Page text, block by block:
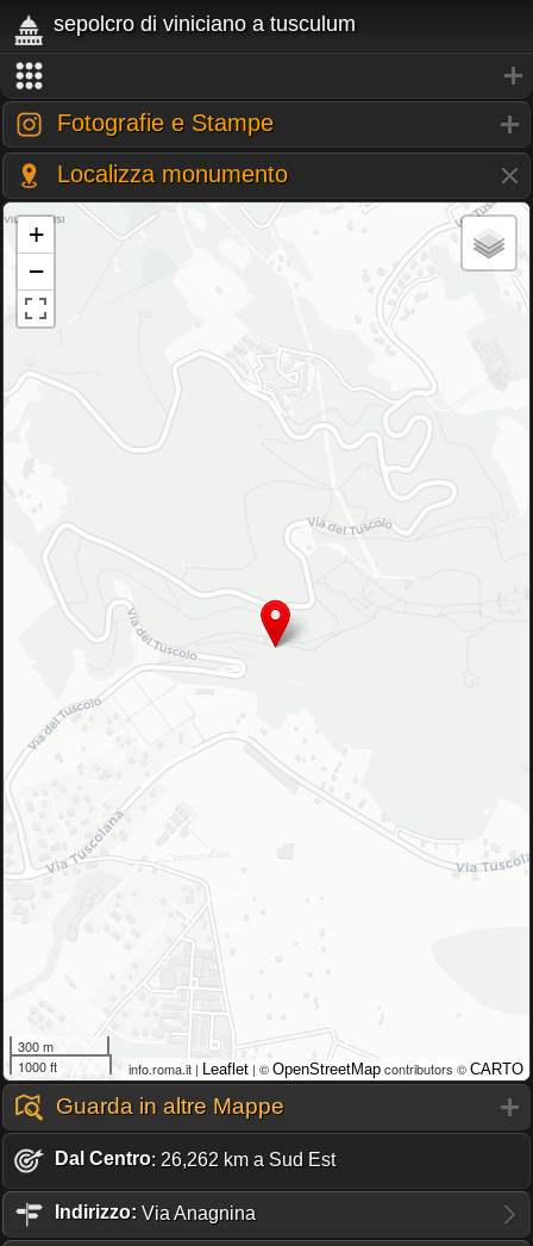
sepolcro di viniciano a tusculum
Fotografie e Stampe
Localizza monumento
+
−
300 m
1000 ft
info.roma.it | Leaflet | © OpenStreetMap contributors © CARTO
Guarda in altre Mappe
Dal Centro: 26,262 km a Sud Est
Indirizzo: Via Anagnina